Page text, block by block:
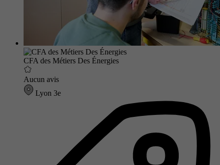
CFA des Métiers Des Énergies
Aucun avis
Lyon 3e